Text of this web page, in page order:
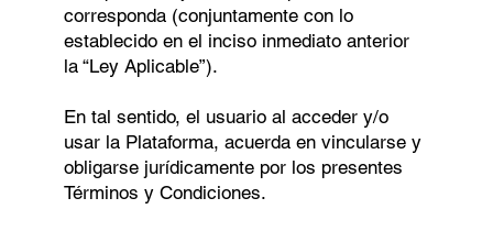
corresponda (conjuntamente con lo
establecido en el inciso inmediato anterior
la “Ley Aplicable”).
En tal sentido, el usuario al acceder y/o
usar la Plataforma, acuerda en vincularse y
obligarse jurídicamente por los presentes
Términos y Condiciones.